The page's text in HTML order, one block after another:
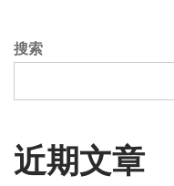
章
分
页
搜索
近期文章